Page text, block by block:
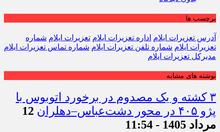
برچسب ها
آدرس تعزیرات ایلام اداره تعزیرات ایلام تعزیرات ایلام شماره
تعزیرات ایلام شماره تلفن تعزیرات ایلام شماره تماس تعزیرات ایلام
مدیرکل تعزیرات ایلام
نوشته های مشابه
۳ کشته و یک مصدوم در برخورد اتوبوس با
پژو ۴۰۵ در محور دشت‌عباس–دهلران
12
مرداد 1405 - 11:54